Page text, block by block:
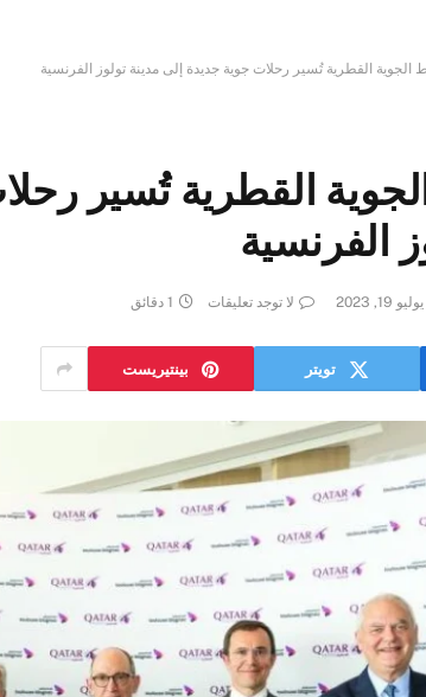
الجوية القطرية تُسير رحلات جوية جديدة إلى مدينة تولوز الفرنسية
القطرية تُسير
الفرنسية
يوليو 19, 2023 لا توجد تعليقات 1 دقائق
تويتر بينتيريست